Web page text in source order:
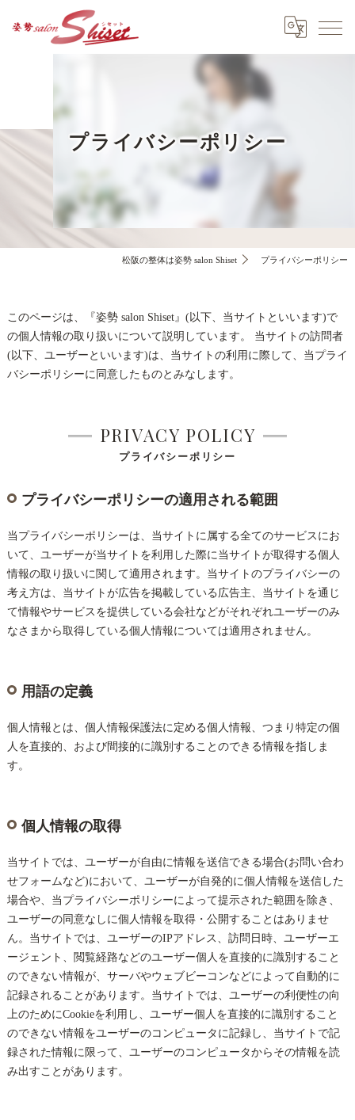
プライバシーポリシー
松阪の整体は姿勢 salon Shiset プライバシーポリシー
このページは、『姿勢 salon Shiset』(以下、当サイトといいます)で
の個人情報の取り扱いについて説明しています。 当サイトの訪問者
(以下、ユーザーといいます)は、当サイトの利用に際して、当プライ
バシーポリシーに同意したものとみなします。
プライバシーポリシー
PRIVACY POLICY
プライバシーポリシーの適用される範囲
当プライバシーポリシーは、当サイトに属する全てのサービスにお
いて、ユーザーが当サイトを利用した際に当サイトが取得する個人
情報の取り扱いに関して適用されます。当サイトのプライバシーの
考え方は、当サイトが広告を掲載している広告主、当サイトを通じ
て情報やサービスを提供している会社などがそれぞれユーザーのみ
なさまから取得している個人情報については適用されません。
用語の定義
個人情報とは、個人情報保護法に定める個人情報、つまり特定の個
人を直接的、および間接的に識別することのできる情報を指しま
す。
個人情報の取得
当サイトでは、ユーザーが自由に情報を送信できる場合(お問い合わ
せフォームなど)において、ユーザーが自発的に個人情報を送信した
場合や、当プライバシーポリシーによって提示された範囲を除き、
ユーザーの同意なしに個人情報を取得・公開することはありませ
ん。当サイトでは、ユーザーのIPアドレス、訪問日時、ユーザーエ
ージェント、閲覧経路などのユーザー個人を直接的に識別すること
のできない情報が、サーバやウェブビーコンなどによって自動的に
記録されることがあります。当サイトでは、ユーザーの利便性の向
上のためにCookieを利用し、ユーザー個人を直接的に識別すること
のできない情報をユーザーのコンピュータに記録し、当サイトで記
録された情報に限って、ユーザーのコンピュータからその情報を読
み出すことがあります。